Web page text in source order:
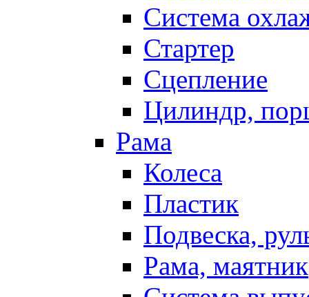
Система
Стартер
Сцепление
Цилиндр,
Рама
Колеса
Пластик
Подвеска,
Рама, маятник